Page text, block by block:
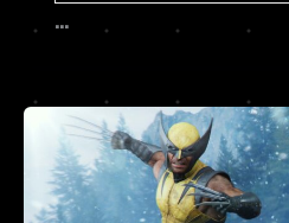
…